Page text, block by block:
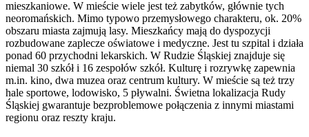
mieszkaniowe. W mieście wiele jest też zabytków, głównie tych
neoromańskich. Mimo typowo przemysłowego charakteru, ok. 20%
obszaru miasta zajmują lasy. Mieszkańcy mają do dyspozycji
rozbudowane zaplecze oświatowe i medyczne. Jest tu szpital i działa
ponad 60 przychodni lekarskich. W Rudzie Śląskiej znajduje się
niemal 30 szkół i 16 zespołów szkół. Kulturę i rozrywkę zapewnia
m.in. kino, dwa muzea oraz centrum kultury. W mieście są też trzy
hale sportowe, lodowisko, 5 pływalni. Świetna lokalizacja Rudy
Śląskiej gwarantuje bezproblemowe połączenia z innymi miastami
regionu oraz reszty kraju.